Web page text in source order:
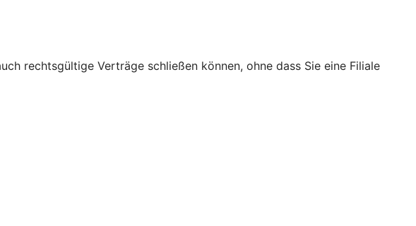
rechtsgültige Verträge schließen können, ohne dass Sie eine Filiale